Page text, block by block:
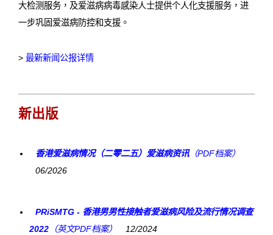
大检测服务，及爱滋病病毒感染人士提供个人化支援服务，进
一步巩固爱滋病防控和支援。
> 最新新闻公报详情
新出版
香港爱滋病情况（二零二五）爱滋病资讯（PDF档案）
06/2026
PRiSMTG - 香港男男性接触者爱滋病风险及流行情况调查
2022 （英文PDF档案） 12/2024